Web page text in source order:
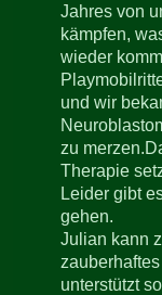
Jahres von
kämpfen,
wieder
und wir
zu
Therapie
Leider gibt
gehen.
Julian kann
unterstützt